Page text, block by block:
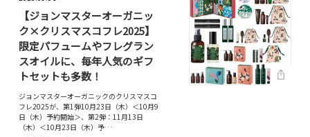
【ジョンマスターオーガニッ
ク×クリスマスコフレ2025】
限定パフュームやフレグラン
スオイルに、毎年人気のギフ
トセットも多数！
ジョンマスターオーガニックのクリスマスコ
フレ2025が、第1弾10月23日（木）＜10月9
日（木）予約開始＞、第2弾：11月13日
（木）＜10月23日（木）予…